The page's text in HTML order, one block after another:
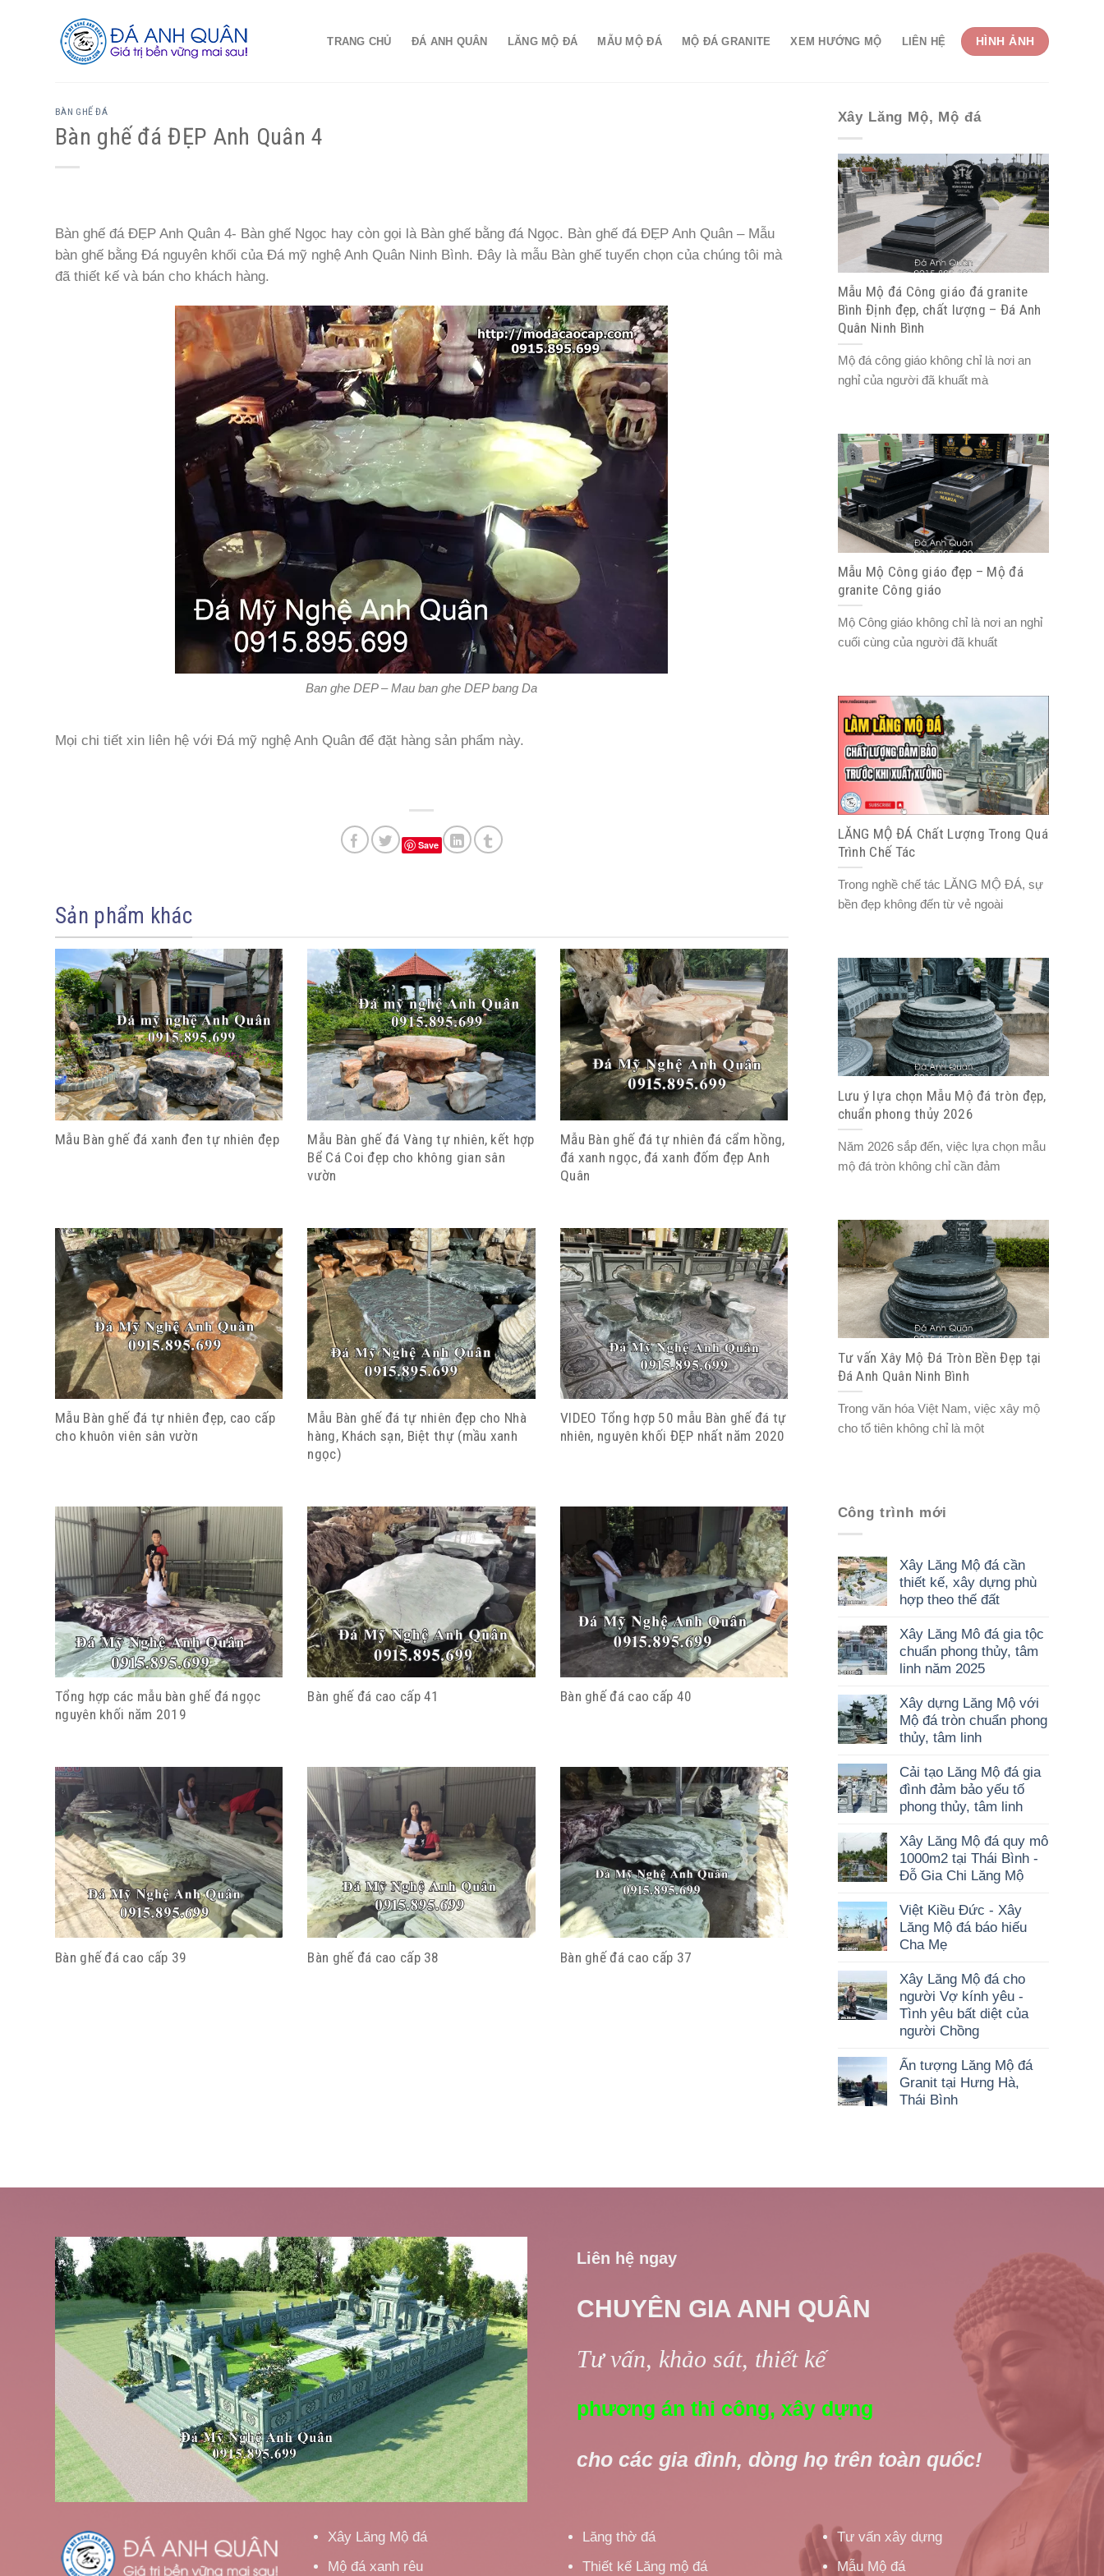
TRANG CHỦ ĐÁ ANH QUÂN LĂNG MỘ ĐÁ MẪU MỘ ĐÁ MỘ ĐÁ GRANITE XEM HƯỚNG MỘ LIÊN HỆ HÌNH ẢNH
BÀN GHẾ ĐÁ
Bàn ghế đá ĐẸP Anh Quân 4
Bàn ghế đá ĐẸP Anh Quân 4- Bàn ghế Ngọc hay còn gọi là Bàn ghế bằng đá Ngọc. Bàn ghế đá ĐẸP Anh Quân – Mẫu
bàn ghế bằng Đá nguyên khối của Đá mỹ nghệ Anh Quân Ninh Bình. Đây là mẫu Bàn ghế tuyển chọn của chúng tôi mà
đã thiết kế và bán cho khách hàng.
Ban ghe DEP – Mau ban ghe DEP bang Da
Mọi chi tiết xin liên hệ với Đá mỹ nghệ Anh Quân để đặt hàng sản phẩm này.
Save
Sản phẩm khác
Mẫu Bàn ghế đá xanh đen tự nhiên đẹp
Mẫu Bàn ghế đá Vàng tự nhiên, kết hợp
Bể Cá Coi đẹp cho không gian sân
vườn
Mẫu Bàn ghế đá tự nhiên đá cẩm hồng,
đá xanh ngọc, đá xanh đốm đẹp Anh
Quân
Mẫu Bàn ghế đá tự nhiên đẹp, cao cấp
cho khuôn viên sân vườn
Mẫu Bàn ghế đá tự nhiên đẹp cho Nhà
hàng, Khách sạn, Biệt thự (mầu xanh
ngọc)
VIDEO Tổng hợp 50 mẫu Bàn ghế đá tự
nhiên, nguyên khối ĐẸP nhất năm 2020
Tổng hợp các mẫu bàn ghế đá ngọc
nguyên khối năm 2019
Bàn ghế đá cao cấp 41 Bàn ghế đá cao cấp 40
Bàn ghế đá cao cấp 39 Bàn ghế đá cao cấp 38 Bàn ghế đá cao cấp 37
Xây Lăng Mộ, Mộ đá
Mẫu Mộ đá Công giáo đá granite
Bình Định đẹp, chất lượng – Đá Anh
Quân Ninh Bình
Mộ đá công giáo không chỉ là nơi an
nghỉ của người đã khuất mà
Mẫu Mộ Công giáo đẹp – Mộ đá
granite Công giáo
Mộ Công giáo không chỉ là nơi an nghỉ
cuối cùng của người đã khuất
LĂNG MỘ ĐÁ Chất Lượng Trong Quá
Trình Chế Tác
Trong nghề chế tác LĂNG MỘ ĐÁ, sự
bền đẹp không đến từ vẻ ngoài
Lưu ý lựa chọn Mẫu Mộ đá tròn đẹp,
chuẩn phong thủy 2026
Năm 2026 sắp đến, việc lựa chọn mẫu
mộ đá tròn không chỉ cần đảm
Tư vấn Xây Mộ Đá Tròn Bền Đẹp tại
Đá Anh Quân Ninh Bình
Trong văn hóa Việt Nam, việc xây mộ
cho tổ tiên không chỉ là một
Công trình mới
Xây Lăng Mộ đá cần
thiết kế, xây dựng phù
hợp theo thế đất
Xây Lăng Mô đá gia tộc
chuẩn phong thủy, tâm
linh năm 2025
Xây dựng Lăng Mộ với
Mộ đá tròn chuẩn phong
thủy, tâm linh
Cải tạo Lăng Mộ đá gia
đình đảm bảo yếu tố
phong thủy, tâm linh
Xây Lăng Mộ đá quy mô
1000m2 tại Thái Bình -
Đỗ Gia Chi Lăng Mộ
Việt Kiều Đức - Xây
Lăng Mộ đá báo hiếu
Cha Mẹ
Xây Lăng Mộ đá cho
người Vợ kính yêu -
Tình yêu bất diệt của
người Chồng
Ấn tượng Lăng Mộ đá
Granit tại Hưng Hà,
Thái Bình
Liên hệ ngay
CHUYÊN GIA ANH QUÂN
Tư vấn, khảo sát, thiết kế
phương án thi công, xây dựng
cho các gia đình, dòng họ trên toàn quốc!
Xây Lăng Mộ đá
Mộ đá xanh rêu
Lăng thờ đá
Thiết kế Lăng mộ đá
Tư vấn xây dựng
Mẫu Mộ đá